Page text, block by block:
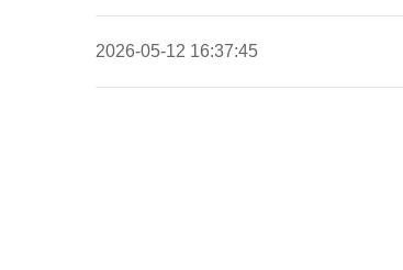
2026-05-12 16:37:45